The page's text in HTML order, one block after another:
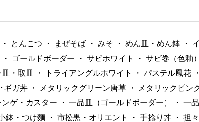
・ とんこつ ・ まぜそば ・ みそ ・ めん皿・めん鉢 ・
・ ゴールドボーダー ・ サビホワイト ・ サビ巻（色釉）
皿・取皿 ・ トライアングルホワイト ・ パステル鳳花 ・
ギガ丼 ・ メタリックグリーン唐草 ・ メタリックピン
ンゲ・カスター ・ 一品皿（ゴールドボーダー） ・ 一
鉢・つけ麵 ・ 市松黒・オリエント ・ 手捻り丼 ・ 担